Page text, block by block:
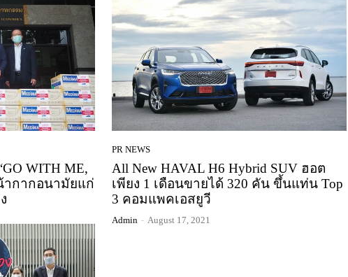
WITH ME,
ากากอนามัยแก่
PR NEWS
All New HAVAL H6 Hybrid SUV ฮอต
เพียง 1 เดือนขายได้ 320 คัน ขึ้นแท่น Top
3 คอมแพคเอสยูวี
Admin - August 17, 2021